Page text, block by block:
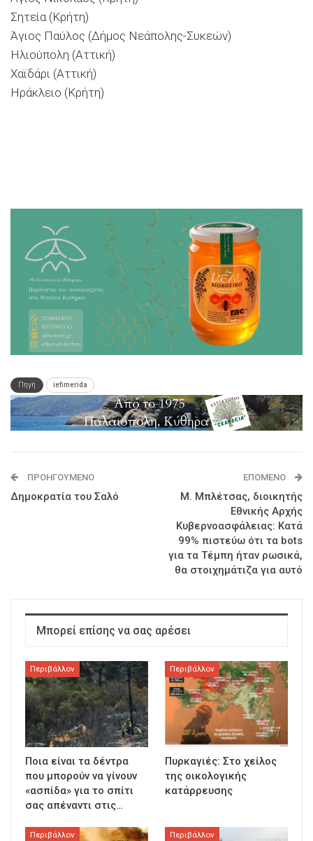
Σητεία (Κρήτη)
Άγιος Παύλος (Δήμος Νεάπολης-Συκεών)
Ηλιούπολη (Αττική)
Χαϊδάρι (Αττική)
Hράκλειο (Κρήτη)
Πηγή iefimerida
ΠΡΟΗΓΟΎΜΕΝΟ
Δημοκρατία του Σαλό
ΕΠΌΜΕΝΟ
Μ. Μπλέτσας, διοικητής
Εθνικής Αρχής
Κυβερνοασφάλειας: Κατά
99% πιστεύω ότι τα bots
για τα Τέμπη ήταν ρωσικά,
θα στοιχημάτιζα για αυτό
Μπορεί επίσης να σας αρέσει
Περιβάλλον
Ποια είναι τα δέντρα
που μπορούν να γίνουν
«ασπίδα» για το σπίτι
σας απέναντι στις…
Περιβάλλον
Πυρκαγιές: Στο χείλος
της οικολογικής
κατάρρευσης
Περιβάλλον Περιβάλλον